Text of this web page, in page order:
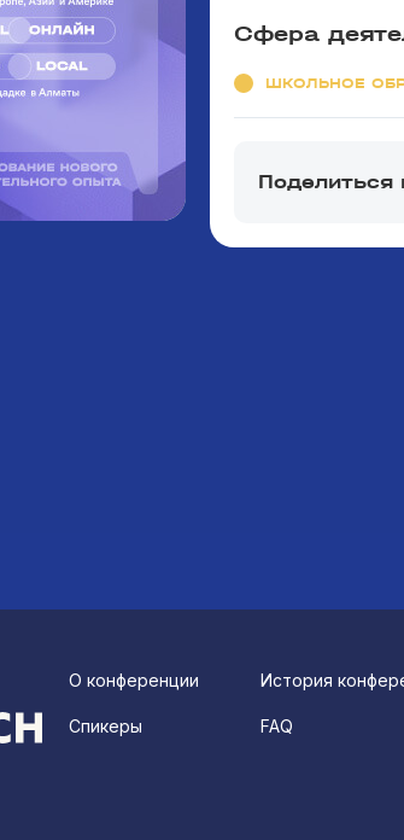
Сфера
ШКОЛЬНОЕ
О конференции
Спикеры
История
FAQ